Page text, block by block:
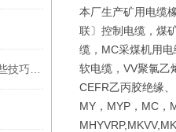
本厂生产矿用电缆
联〕控制电缆，煤
缆，MC采煤机用
软电缆，VV聚氯乙
CEFR乙丙胶绝缘
MY，MYP，MC，